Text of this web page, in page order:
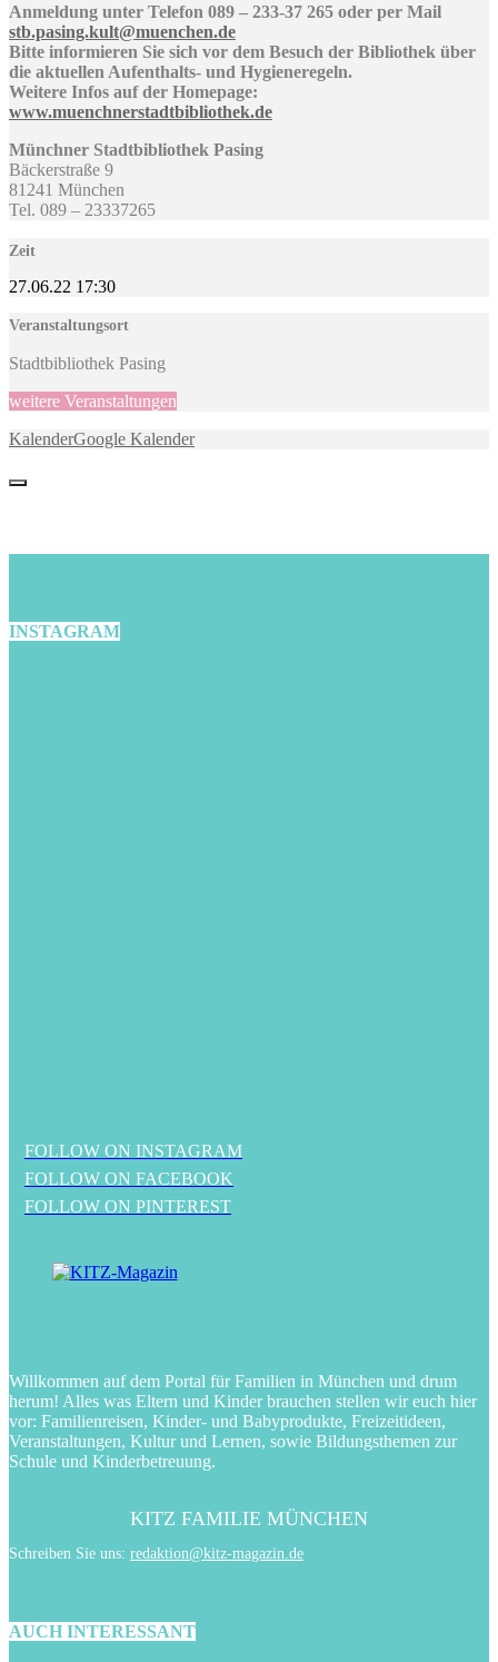
Anmeldung unter Telefon 089 – 233-37 265 oder per Mail
stb.pasing.kult@muenchen.de
Bitte informieren Sie sich vor dem Besuch der Bibliothek über
die aktuellen Aufenthalts- und Hygieneregeln.
Weitere Infos auf der Homepage:
www.muenchnerstadtbibliothek.de
Münchner Stadtbibliothek Pasing
Bäckerstraße 9
81241 München
Tel. 089 – 23337265
Zeit
27.06.22 17:30
Veranstaltungsort
Stadtbibliothek Pasing
weitere Veranstaltungen
KalenderGoogle Kalender
INSTAGRAM
FOLLOW ON INSTAGRAM
FOLLOW ON FACEBOOK
FOLLOW ON PINTEREST
Willkommen auf dem Portal für Familien in München und drum
herum! Alles was Eltern und Kinder brauchen stellen wir euch hier
vor: Familienreisen, Kinder- und Babyprodukte, Freizeitideen,
Veranstaltungen, Kultur und Lernen, sowie Bildungsthemen zur
Schule und Kinderbetreuung.
KITZ FAMILIE MÜNCHEN
Schreiben Sie uns: redaktion@kitz-magazin.de
AUCH INTERESSANT